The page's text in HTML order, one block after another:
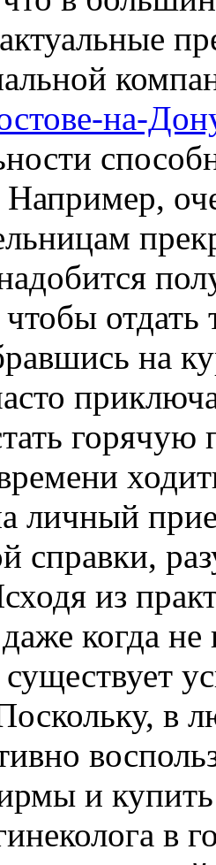
на-
чтобы
на
горячую
личный
справки,
из
когда
существует
в
и
в